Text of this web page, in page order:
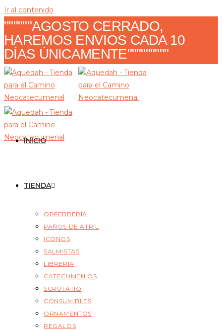
Ir al contenido
""""""AGOSTO CERRADO,
HAREMOS ENVIOS CADA 10
DÍAS ÚNICAMENTE"""""""""
INICIO
TIENDA
ORFEBRERÍA
PAÑOS DE ATRIL
ICONOS
SALMISTAS
LIBRERÍA
CATECUMENIOS
SCRUTATIO
CONSUMIBLES
ORNAMENTOS
REGALOS